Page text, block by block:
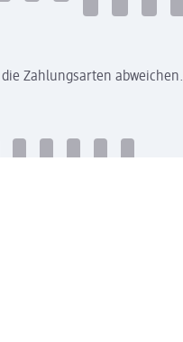
Zahlungsarten abweichen.